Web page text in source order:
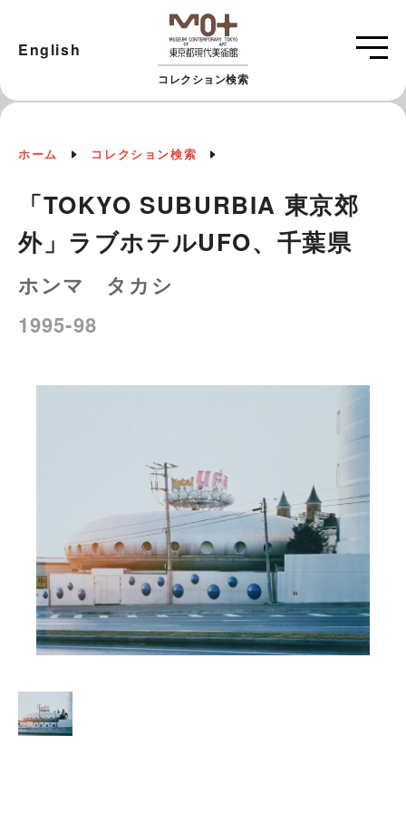
コレクション検索
English
ホーム コレクション検索
「TOKYO SUBURBIA 東京郊
外」ラブホテルUFO、千葉県
ホンマ タカシ
1995-98